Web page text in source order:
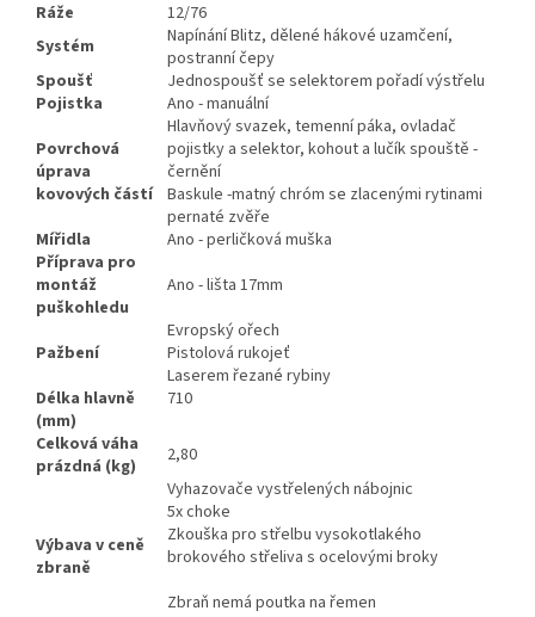
Ráže
12/76
Systém
Napínání Blitz, dělené hákové uzamčení,
postranní čepy
Spoušť
Jednospoušť se selektorem pořadí výstřelu
Pojistka
Ano - manuální
Povrchová
úprava
kovových částí
Hlavňový svazek, temenní páka, ovladač
pojistky a selektor, kohout a lučík spouště -
černění
Baskule -matný chróm se zlacenými rytinami
pernaté zvěře
Mířidla
Ano - perličková muška
Příprava pro
montáž
puškohledu
Ano - lišta 17mm
Pažbení
Evropský ořech
Pistolová rukojeť
Laserem řezané rybiny
Délka hlavně
(mm)
710
Celková váha
prázdná (kg)
2,80
Výbava v ceně
zbraně
Vyhazovače vystřelených nábojnic
5x choke
Zkouška pro střelbu vysokotlakého
brokového střeliva s ocelovými broky
Zbraň nemá poutka na řemen